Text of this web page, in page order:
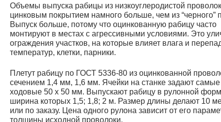
Объемы выпуска рабицы из низкоуглеродистой
цинковым покрытием намного больше, чем из “черного”
Выпуск больше, потому что оцинкованную рабицу часто
монтируют в местах с агрессивными условиями. Это
ограждения участков, на которые влияет влага и
температур, клетки, парники.
Плетут рабицу по ГОСТ 5336-80 из оцинкованной
сечением 1,4 мм, 1,6 мм. Ячейки на станке задают самые
ходовые 50 х 50 мм. Выпускают рабицу в рулонной
ширина которых 1,5; 1,8; 2 м. Размер длины делают 10
или по заказу. Цена одного рулона зависит от его
толщины исходной проволоки.